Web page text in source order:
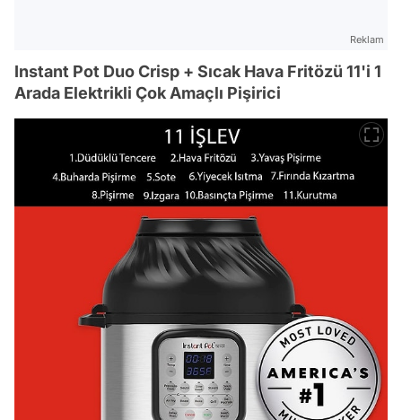
Reklam
Instant Pot Duo Crisp + Sıcak Hava Fritözü 11'i 1
Arada Elektrikli Çok Amaçlı Pişirici